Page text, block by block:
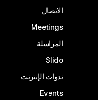
الاتصال
Meetings
المراسلة
Slido
ندوات الإنترنت
Events